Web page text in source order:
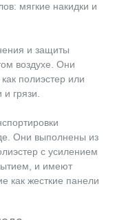
мягкие накидки и
и защиты
воздухе. Они
полиэстер или
грязи.
Они выполнены из
с усилением
и имеют
как жесткие панели